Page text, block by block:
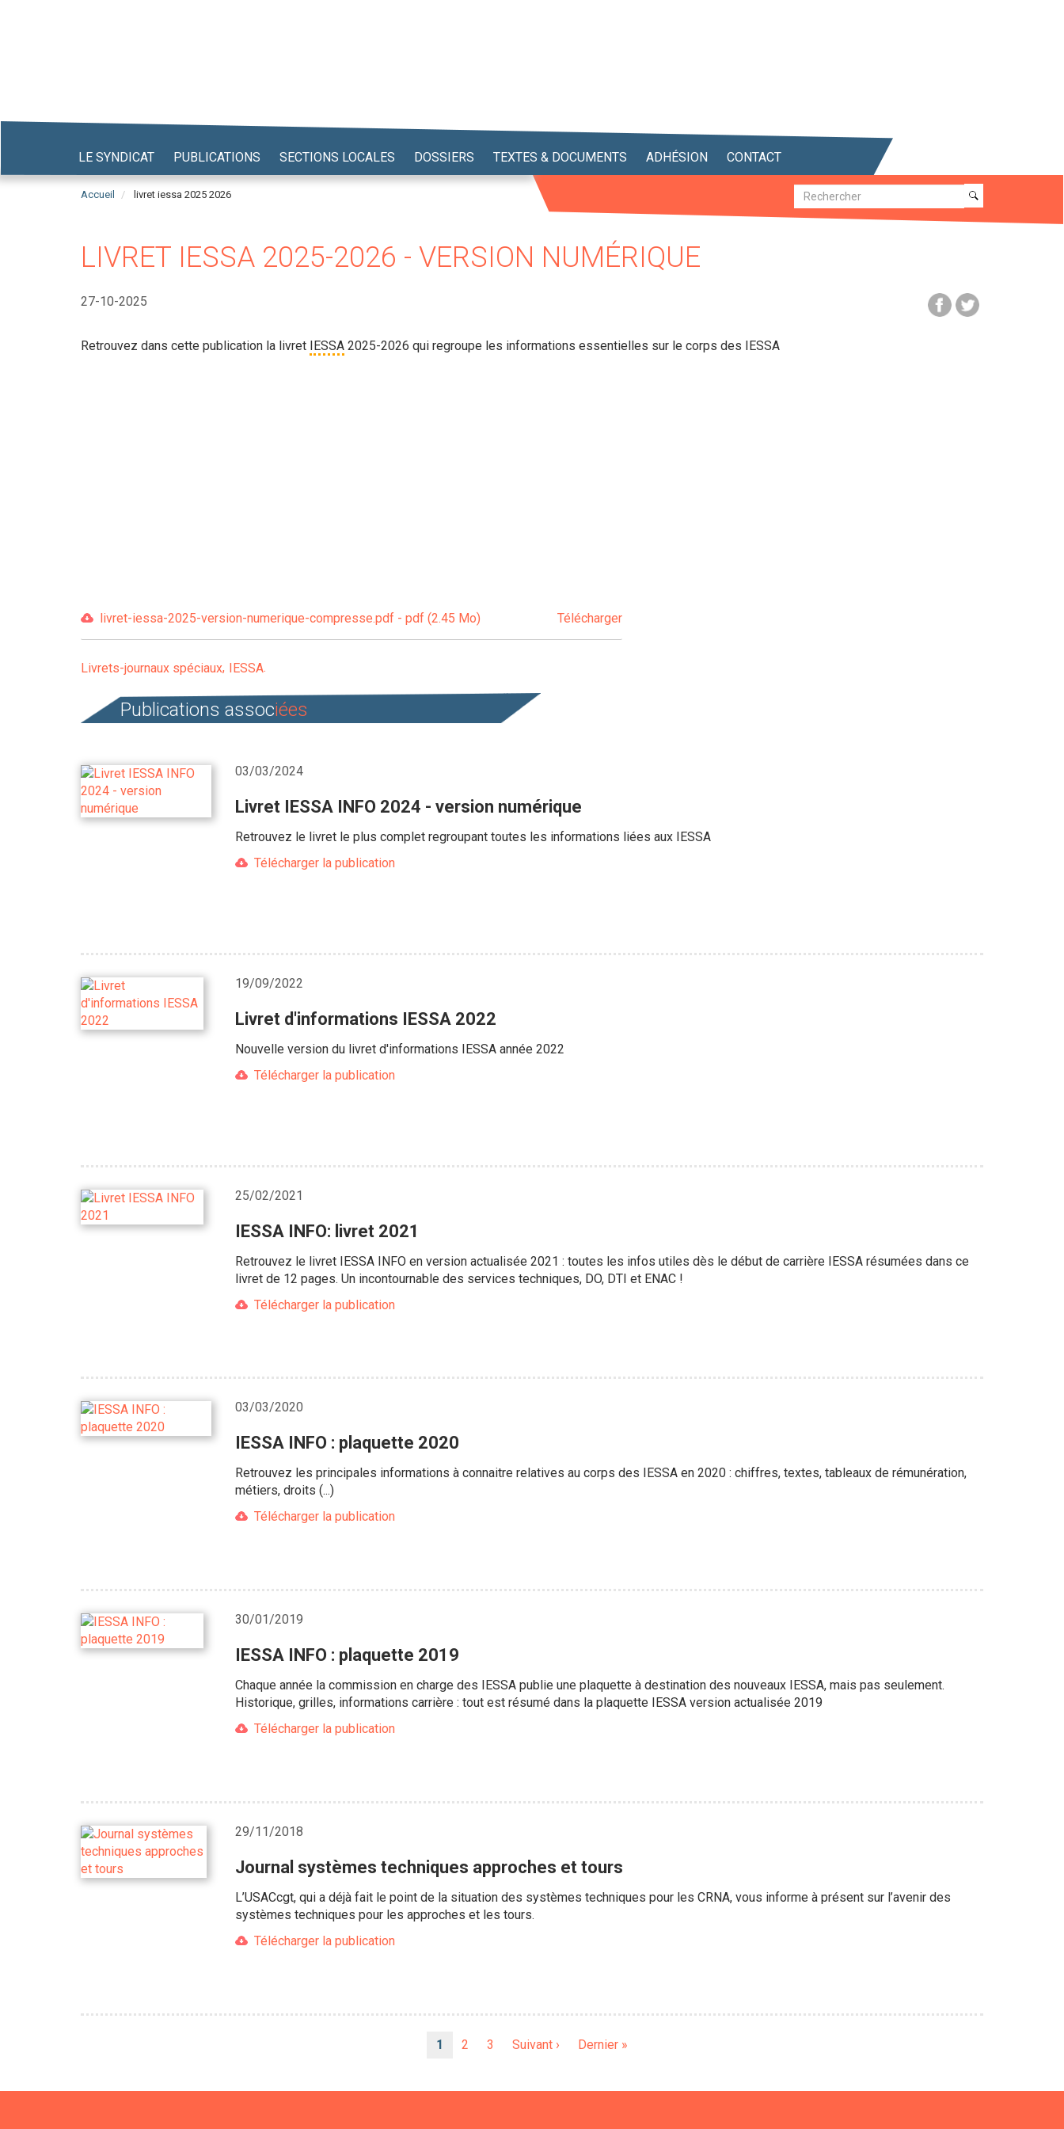
LE SYNDICAT PUBLICATIONS SECTIONS LOCALES DOSSIERS TEXTES & DOCUMENTS ADHÉSION CONTACT
Accueil livret iessa 2025 2026 Recherche
Recherche
LIVRET IESSA 2025-2026 - VERSION NUMÉRIQUE
27-10-2025
Retrouvez dans cette publication la livret IESSA 2025-2026 qui regroupe les informations essentielles sur le corps des IESSA
livret-iessa-2025-version-numerique-compresse.pdf - pdf (2.45 Mo) Télécharger
Livrets-journaux spéciaux IESSA
Publications associées
03/03/2024
Livret IESSA INFO 2024 - version numérique
Retrouvez le livret le plus complet regroupant toutes les informations liées aux IESSA
Télécharger la publication
19/09/2022
Livret d'informations IESSA 2022
Nouvelle version du livret d'informations IESSA année 2022
Télécharger la publication
25/02/2021
IESSA INFO: livret 2021
Retrouvez le livret IESSA INFO en version actualisée 2021 : toutes les infos utiles dès le début de carrière IESSA résumées dans ce
livret de 12 pages. Un incontournable des services techniques, DO, DTI et ENAC !
Télécharger la publication
03/03/2020
IESSA INFO : plaquette 2020
Retrouvez les principales informations à connaitre relatives au corps des IESSA en 2020 : chiffres, textes, tableaux de rémunération,
métiers, droits (...)
Télécharger la publication
30/01/2019
IESSA INFO : plaquette 2019
Chaque année la commission en charge des IESSA publie une plaquette à destination des nouveaux IESSA, mais pas seulement.
Historique, grilles, informations carrière : tout est résumé dans la plaquette IESSA version actualisée 2019
Télécharger la publication
29/11/2018
Journal systèmes techniques approches et tours
L’USACcgt, qui a déjà fait le point de la situation des systèmes techniques pour les CRNA, vous informe à présent sur l’avenir des
systèmes techniques pour les approches et les tours.
Télécharger la publication
Page
1 Page
2 Page
3
Page
Suivant ›
Dernière
Dernier »